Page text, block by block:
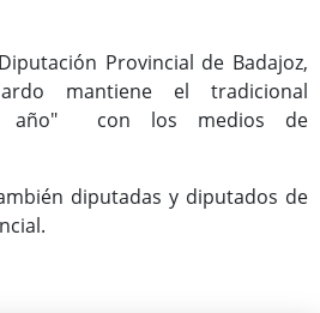
Provincial de Badajoz,
mantiene el tradicional
año" con los medios de
diputadas y diputados de